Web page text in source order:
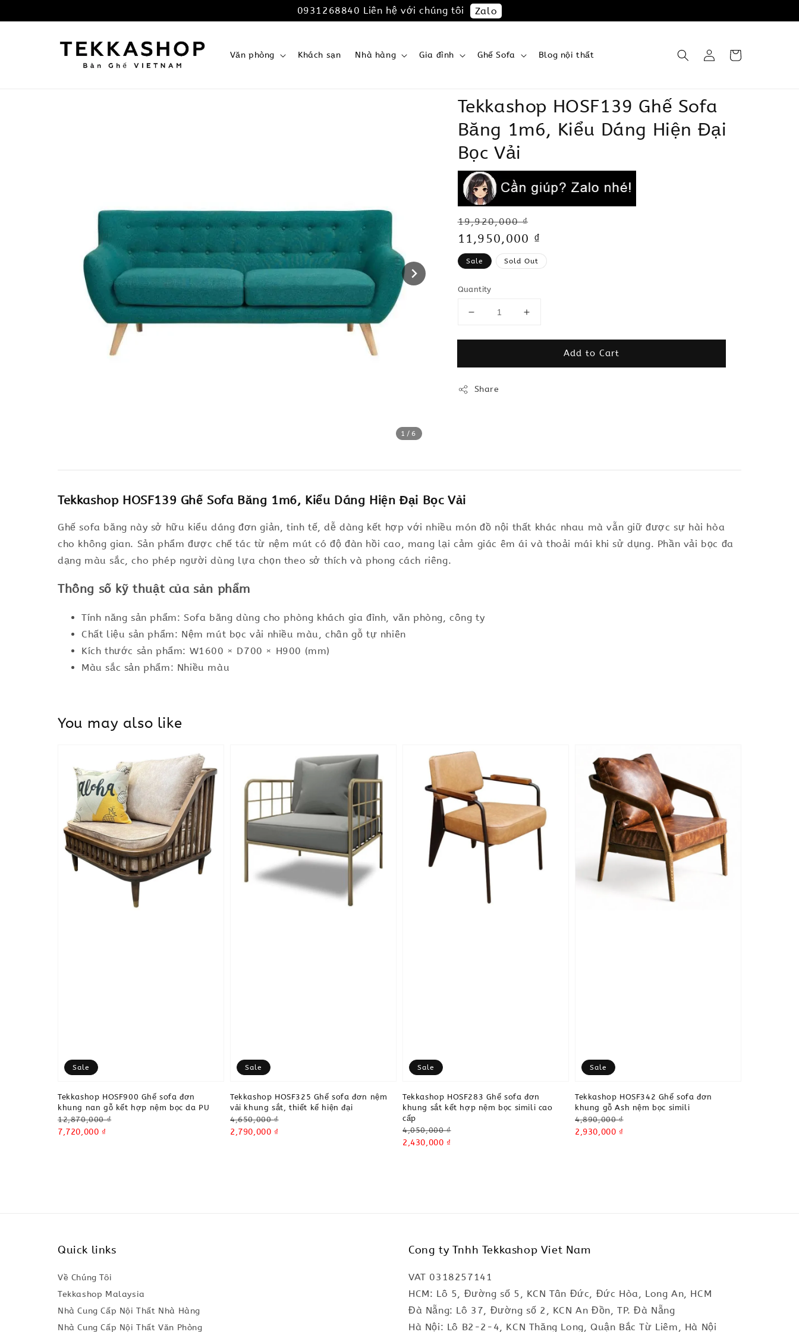
0931268840 Liên hệ với chúng tôi Zalo
Văn phòng Khách sạn Nhà hàng Gia đình Ghế Sofa Blog nội thất
1 /6
Tekkashop HOSF139 Ghế Sofa
Băng 1m6, Kiểu Dáng Hiện Đại
Bọc Vải
Regular
price
19,920,000 ₫
Sale
price
11,950,000 ₫
Sale Sold Out
Quantity
Add to Cart
Share
Tekkashop HOSF139 Ghế Sofa Băng 1m6, Kiểu Dáng Hiện Đại Bọc Vải
Ghế sofa băng này sở hữu kiểu dáng đơn giản, tinh tế, dễ dàng kết hợp với nhiều món đồ nội thất khác nhau mà vẫn giữ được sự hài hòa
cho không gian. Sản phẩm được chế tác từ nệm mút có độ đàn hồi cao, mang lại cảm giác êm ái và thoải mái khi sử dụng. Phần vải bọc đa
dạng màu sắc, cho phép người dùng lựa chọn theo sở thích và phong cách riêng.
Thông số kỹ thuật của sản phẩm
Tính năng sản phẩm: Sofa băng dùng cho phòng khách gia đình, văn phòng, công ty
Chất liệu sản phẩm: Nệm mút bọc vải nhiều màu, chân gỗ tự nhiên
Kích thước sản phẩm: W1600 × D700 × H900 (mm)
Màu sắc sản phẩm: Nhiều màu
You may also like
Sale
Tekkashop HOSF900 Ghế sofa đơn
khung nan gỗ kết hợp nệm bọc da PU
Regular
price
12,870,000 ₫
Sale
7,720,000 ₫
Sale
Tekkashop HOSF325 Ghế sofa đơn nệm
vải khung sắt, thiết kế hiện đại
Regular
price
4,650,000 ₫
Sale
2,790,000 ₫
Sale
Tekkashop HOSF283 Ghế sofa đơn
khung sắt kết hợp nệm bọc simili cao
cấp
Regular
price
4,050,000 ₫
Sale
2,430,000 ₫
Sale
Tekkashop HOSF342 Ghế sofa đơn
khung gỗ Ash nệm bọc simili
Regular
price
4,890,000 ₫
Sale
2,930,000 ₫
Quick links
Về Chúng Tôi
Tekkashop Malaysia
Nhà Cung Cấp Nội Thất Nhà Hàng
Nhà Cung Cấp Nội Thất Văn Phòng
Cong ty Tnhh Tekkashop Viet Nam
VAT 0318257141
HCM: Lô 5, Đường số 5, KCN Tân Đức, Đức Hòa, Long An, HCM
Đà Nẵng: Lô 37, Đường số 2, KCN An Đồn, TP. Đà Nẵng
Hà Nội: Lô B2-2-4, KCN Thăng Long, Quận Bắc Từ Liêm, Hà Nội